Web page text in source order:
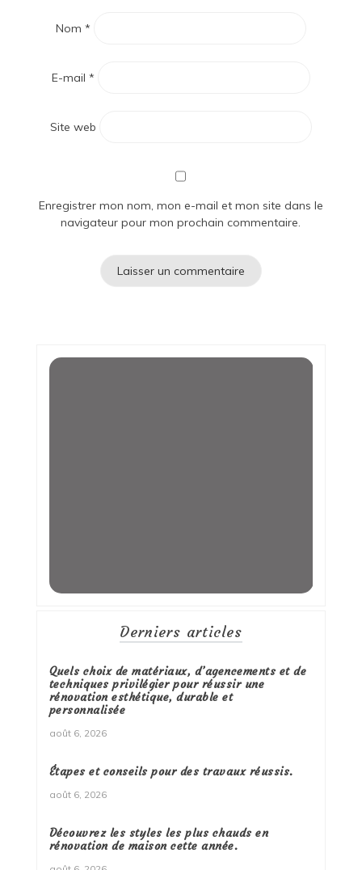
Nom *
E-mail *
Site web
Enregistrer mon nom, mon e-mail et mon site dans le
navigateur pour mon prochain commentaire.
Derniers articles
Quels choix de matériaux, d’agencements et de
techniques privilégier pour réussir une
rénovation esthétique, durable et
personnalisée
août 6, 2026
Étapes et conseils pour des travaux réussis.
août 6, 2026
Découvrez les styles les plus chauds en
rénovation de maison cette année.